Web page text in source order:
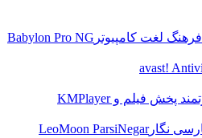
Babylon Pro NG
avast!
پخش فیلم وKMPlayer
نگارLeoMoon ParsiNegar